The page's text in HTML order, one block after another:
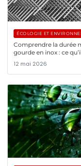
ÉCOLOGIE ET
Comprendre la durée
gourde en inox : ce
12 mai 2026